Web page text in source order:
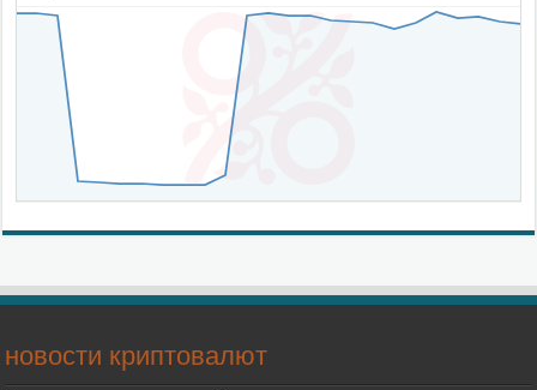
новости криптовалют